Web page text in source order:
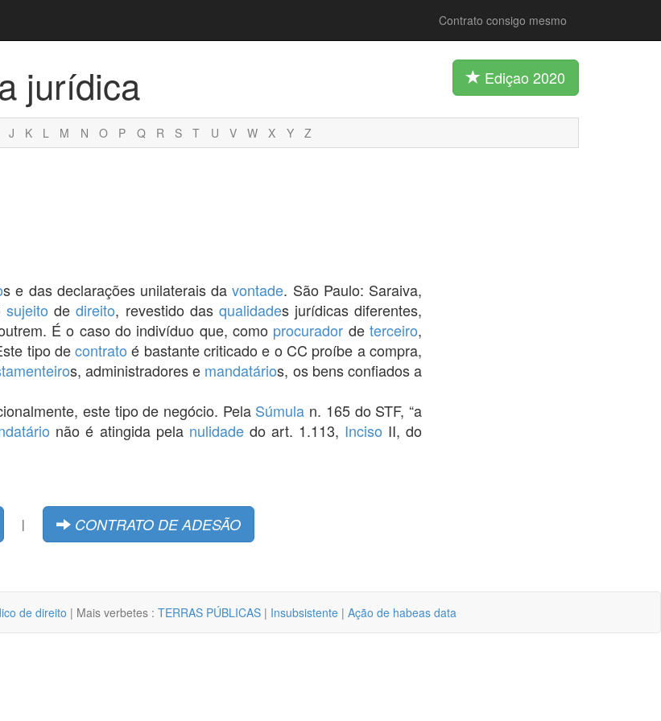
Contrato consigo mesmo
jurídica Ediçao 2020
J K L M N O P Q R S T U V W X Y Z
s e das declarações unilaterais davontade. São Paulo: Saraiva,
sujeito dedireito, revestido das qualidades jurídicas diferentes,
É o caso do indivíduo que, como procurador deterceiro,
tipo decontrato é bastante criticado e o CC proíbe a compra,
s, administradores e mandatários, os bens confiados a
este tipo de negócio. Pela Súmula n. 165 do STF, “a
não é atingida pela nulidadedo art. 1.113, Inciso II, do
| CONTRATO DE ADESÃO
de direito | Mais verbetes : TERRAS PÚBLICAS | Insubsistente | Ação de habeas data